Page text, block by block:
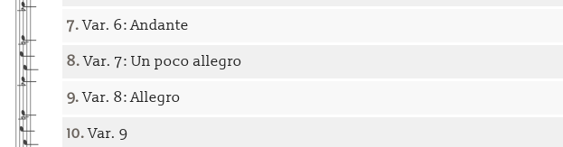
7.Var. 6: Andante
8.Var. 7: Un poco allegro
9.Var. 8: Allegro
10.Var. 9